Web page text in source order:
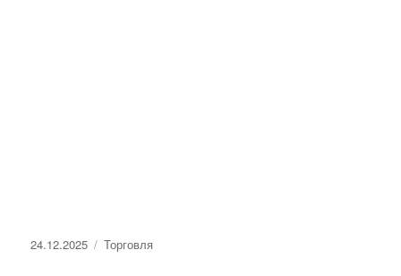
Опубликовано
24.12.2025 Рубрики
Торговля